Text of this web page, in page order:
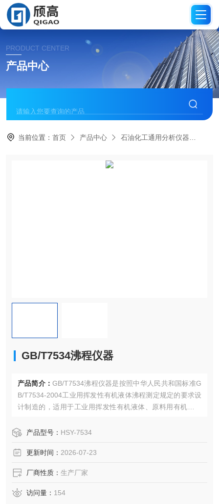
PRODUCT CENTER
产品中心
当前位置：首页 产品中心 石油化工通用分析仪器
GB/T7534沸程仪器
产品简介： GB/T7534沸程仪器是按照中华人民共和国标准G
B/T7534-2004工业用挥发性有机液体沸程测定规定的要求设
计制造的，适用于工业用挥发性有机液体、原料用有机溶剂
产品型号： HSY-7534
更新时间： 2026-07-23
厂商性质： 生产厂家
访问量： 154